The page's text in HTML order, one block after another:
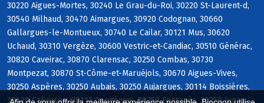
30220 Aigues-Mortes, 30240 Le Grau-du-Roi, 30220 St-Laurent-d,
30540 Milhaud, 30470 Aimargues, 30920 Codognan, 30660
Gallargues-le-Montueux, 30740 Le Cailar, 30121 Mus, 30620
Uchaud, 30310 Vergèze, 30600 Vestric-et-Candiac, 30510 Générac,
30820 Caveirac, 30870 Clarensac, 30250 Combas, 30730
Montpezat, 30870 St-Côme-et-Maruéjols, 30670 Aigues-Vives,
30250 Aspères, 30250 Aubais, 30250 Aujargues, 30114 Boissières,
30420 Calvisson, 30111 Congénies, 30250 Fontanès, 30250 Junas,